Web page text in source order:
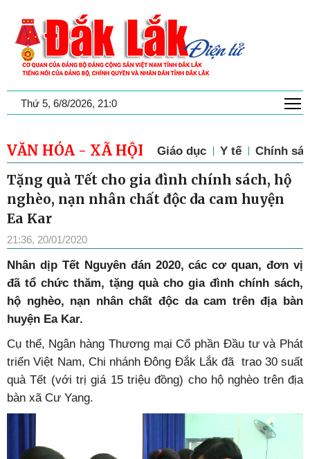
Thứ 5, 6/8/2026, 21:0
VĂN HÓA - XÃ HỘI Giáo dục Y tế Chính
Tặng quà Tết cho gia đình chính sách, hộ
nghèo, nạn nhân chất độc da cam huyện
Ea Kar
21:36, 20/01/2020
Nhân dịp Tết Nguyên đán 2020, các cơ quan, đơn vị
đã tổ chức thăm, tặng quà cho gia đình chính sách,
hộ nghèo, nạn nhân chất độc da cam trên địa bàn
huyện Ea Kar.
Cụ thể, Ngân hàng Thương mại Cổ phần Đầu tư và Phát
triển Việt Nam, Chi nhánh Đông Đắk Lắk đã trao 30 suất
quà Tết (với trị giá 15 triệu đồng) cho hộ nghèo trên địa
bàn xã Cư Yang.